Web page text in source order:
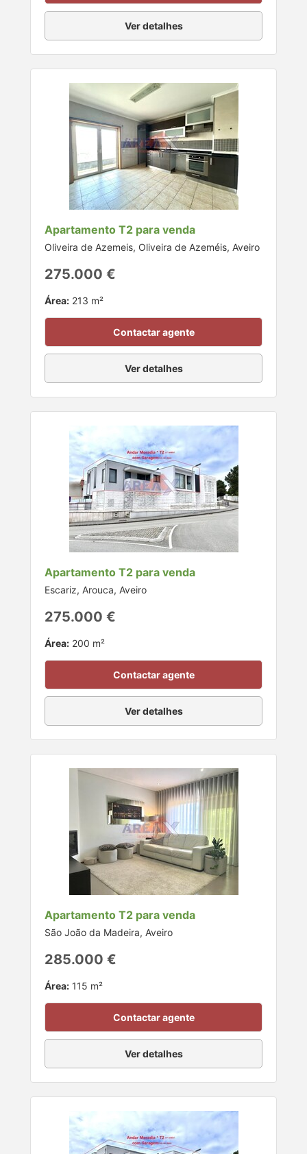
Ver detalhes
Apartamento T2 para venda
Oliveira de Azemeis, Oliveira de Azeméis, Aveiro
275.000 €
Área: 213 m²
Contactar agente
Ver detalhes
Apartamento T2 para venda
Escariz, Arouca, Aveiro
275.000 €
Área: 200 m²
Contactar agente
Ver detalhes
Apartamento T2 para venda
São João da Madeira, Aveiro
285.000 €
Área: 115 m²
Contactar agente
Ver detalhes